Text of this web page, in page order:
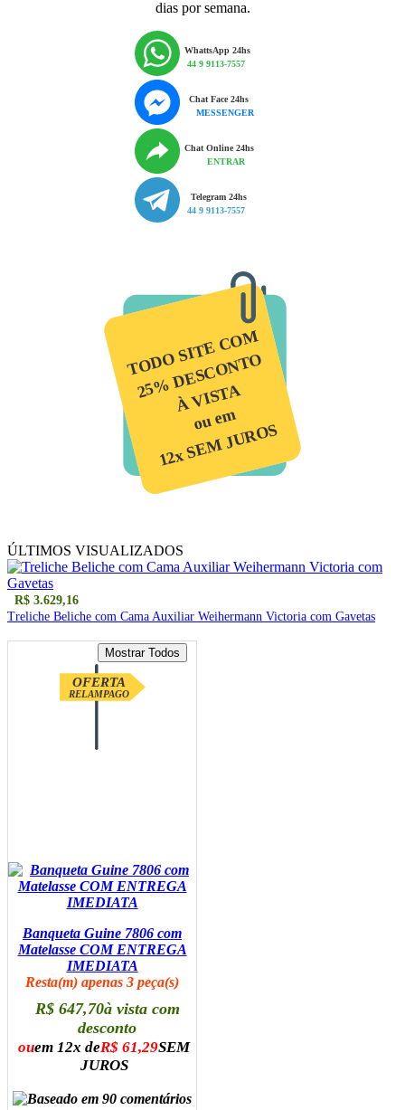
dias por semana.
WhattsApp 24hs
44 9 9113-7557
Chat Face 24hs
MESSENGER
Chat Online 24hs
ENTRAR
Telegram 24hs
44 9 9113-7557
TODO SITE COM
25% DESCONTO
À VISTA
ou em
12x SEM JUROS
ÚLTIMOS VISUALIZADOS
R$ 3.629,16
Treliche Beliche com Cama Auxiliar Weihermann Victoria com Gavetas
OFERTA
RELAMPAGO
Banqueta Guine 7806 com
Matelasse COM ENTREGA
IMEDIATA
Resta(m) apenas 3 peça(s)
R$ 647,70à vista com
desconto
ouem 12x deR$ 61,29SEM
JUROS